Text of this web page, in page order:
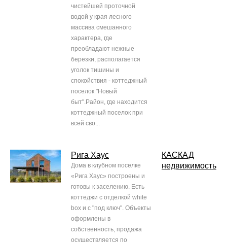
чистейшей проточной
водой у края лесного
массива смешанного
характера, где
преобладают нежные
березки, располагается
уголок тишины и
спокойствия - коттеджный
поселок "Новый
быт".Район, где находится
коттеджный поселок при
всей сво...
Рига Хаус
Дома в клубном поселке
«Рига Хаус» построены и
готовы к заселению. Есть
коттеджи с отделкой white
box и с "под ключ". Объекты
оформлены в
собственность, продажа
осуществляется по
КАСКАД
недвижимость